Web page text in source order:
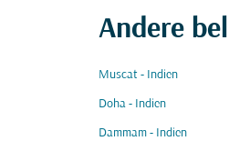
Andere
Muscat - Indien
Doha - Indien
Dammam - Indien